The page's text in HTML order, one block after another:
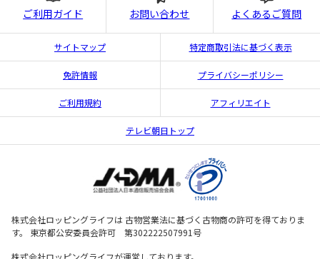
ご利用ガイド お問い合わせ よくあるご質問
サイトマップ 特定商取引法に基づく表示
免許情報 プライバシーポリシー
ご利用規約 アフィリエイト
テレビ朝日トップ
株式会社ロッピングライフは 古物営業法に基づく古物商の許可を得ておりま
す。 東京都公安委員会許可 第302222507991号